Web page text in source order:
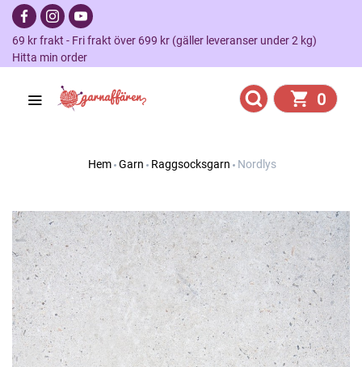
69 kr frakt - Fri frakt över 699 kr (gäller leveranser under 2 kg)
Hitta min order
0
Hem Garn Raggsocksgarn Nordlys